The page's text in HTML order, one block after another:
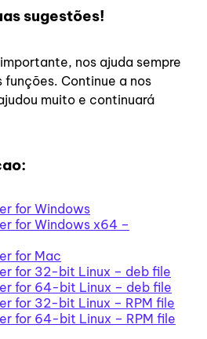
sugestões!
nos ajuda sempre
funções. Continue a nos
muito e continuará
for Windows
for Windows x64 –
for Mac
for 32-bit Linux – deb file
for 64-bit Linux – deb file
for 32-bit Linux – RPM file
for 64-bit Linux – RPM file